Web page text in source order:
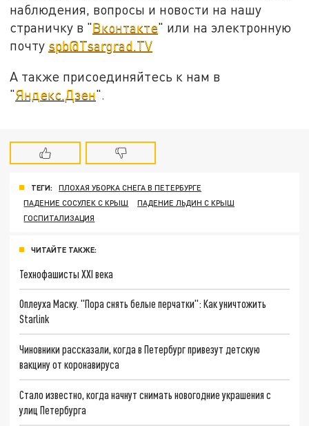
наблюдения, вопросы и новости на нашу
страничку в "Вконтакте" или на электронную
почту spb@Tsargrad.TV
А также присоединяйтесь к нам в
"Яндекс.Дзен".
ТЕГИ:
ПЛОХАЯ УБОРКА СНЕГА В ПЕТЕРБУРГЕ
ПАДЕНИЕ СОСУЛЕК С КРЫШ
ПАДЕНИЕ ЛЬДИН С КРЫШ
ГОСПИТАЛИЗАЦИЯ
ЧИТАЙТЕ ТАКЖЕ:
Технофашисты XXI века
Оплеуха Маску. "Пора снять белые перчатки": Как уничтожить
Starlink
Чиновники рассказали, когда в Петербург привезут детскую
вакцину от коронавируса
Стало известно, когда начнут снимать новогодние украшения с
улиц Петербурга